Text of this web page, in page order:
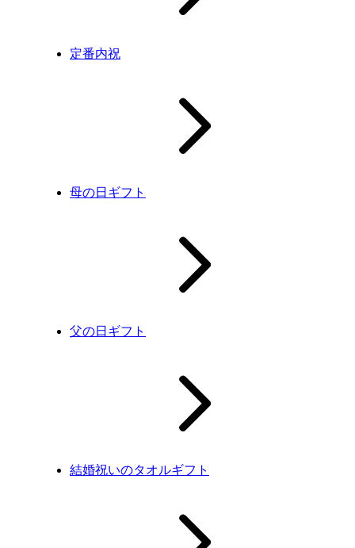
定番内祝
母の日ギフト
父の日ギフト
結婚祝いのタオルギフト